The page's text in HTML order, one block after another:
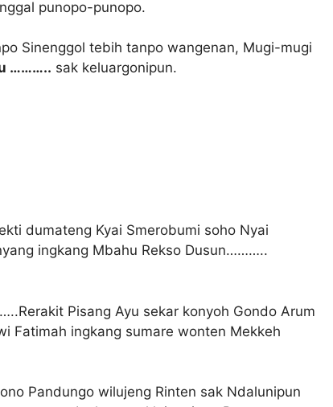
punopo-punopo.
Sinenggol tebih tanpo wangenan, Mugi-mugi
……….. sak keluargonipun.
dumateng Kyai Smerobumi soho Nyai
ingkang Mbahu Rekso Dusun………..
Pisang Ayu sekar konyoh Gondo Arum
Fatimah ingkang sumare wonten Mekkeh
Pandungo wilujeng Rinten sak Ndalunipun